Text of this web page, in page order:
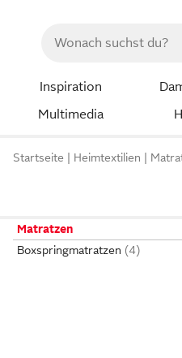
Inspiration
Multimedia
Startseite Heimtextilien
Matratzen
Boxspringmatratzen